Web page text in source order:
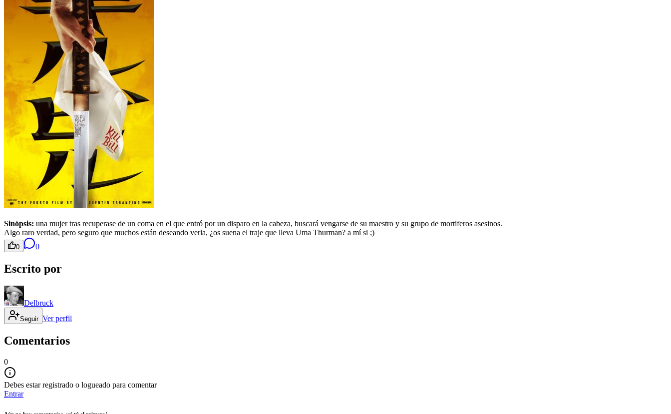
Sinópsis: una mujer tras recuperase de un coma en el que entró por un disparo en la cabeza, buscará vengarse de su maestro y su grupo de mortiferos asesinos.
Algo raro verdad, pero seguro que muchos están deseando verla, ¿os suena el traje que lleva Uma Thurman? a mí si ;)
0 0
Escrito por
Delbruck
Seguir Ver perfil
Comentarios
0
Debes estar registrado o logueado para comentar
Entrar